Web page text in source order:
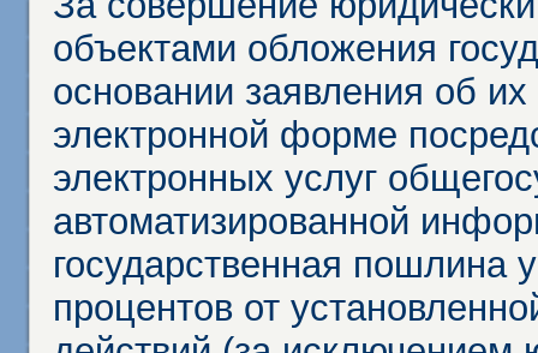
объектами обложения
основании заявления об
электронной форме
электронных услуг
автоматизированной
государственная пошлина
процентов от